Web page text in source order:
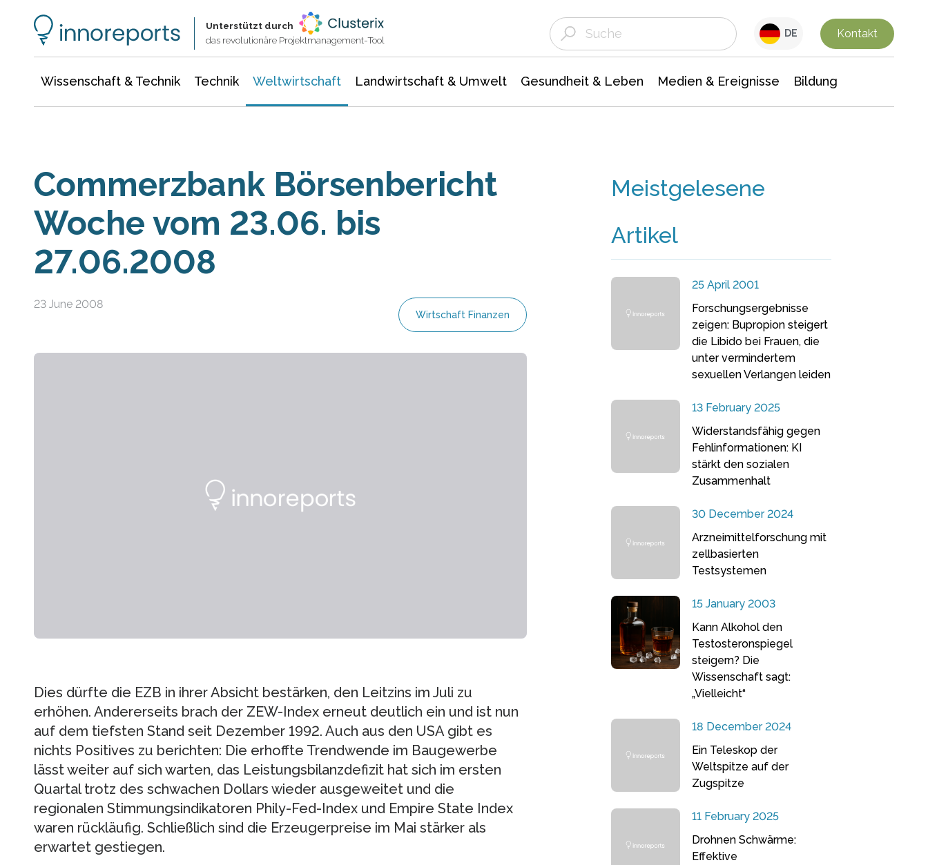
Unterstützt durch
das revolutionäre Projektmanagement-Tool
DE Kontakt
Wissenschaft & Technik Technik Weltwirtschaft Landwirtschaft & Umwelt Gesundheit & Leben Medien & Ereignisse Bildung
Commerzbank Börsenbericht
Woche vom 23.06. bis
27.06.2008
23 June 2008
Wirtschaft Finanzen
Dies dürfte die EZB in ihrer Absicht bestärken, den Leitzins im Juli zu
erhöhen. Andererseits brach der ZEW-Index erneut deutlich ein und ist nun
auf dem tiefsten Stand seit Dezember 1992. Auch aus den USA gibt es
nichts Positives zu berichten: Die erhoffte Trendwende im Baugewerbe
lässt weiter auf sich warten, das Leistungsbilanzdefizit hat sich im ersten
Quartal trotz des schwachen Dollars wieder ausgeweitet und die
regionalen Stimmungsindikatoren Phily-Fed-Index und Empire State Index
waren rückläufig. Schließlich sind die Erzeugerpreise im Mai stärker als
erwartet gestiegen.
Meistgelesene
Artikel
25 April 2001
Forschungsergebnisse
zeigen: Bupropion steigert
die Libido bei Frauen, die
unter vermindertem
sexuellen Verlangen leiden
13 February 2025
Widerstandsfähig gegen
Fehlinformationen: KI
stärkt den sozialen
Zusammenhalt
30 December 2024
Arzneimittelforschung mit
zellbasierten
Testsystemen
15 January 2003
Kann Alkohol den
Testosteronspiegel
steigern? Die
Wissenschaft sagt:
„Vielleicht“
18 December 2024
Ein Teleskop der
Weltspitze auf der
Zugspitze
11 February 2025
Drohnen Schwärme:
Effektive